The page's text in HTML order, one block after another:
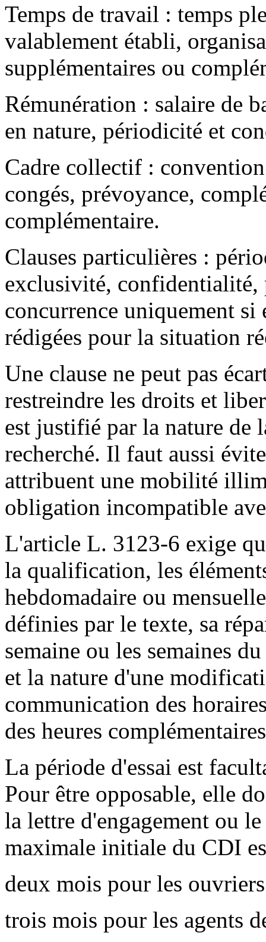
Temps de travail : temps
valablement établi,
supplémentaires ou
Rémunération : salaire de
en nature, périodicité et
Cadre collectif :
congés, prévoyance,
complémentaire.
Clauses particulières :
exclusivité,
concurrence uniquement
rédigées pour la situation
Une clause ne peut pas
restreindre les droits et
est justifié par la nature de
recherché. Il faut aussi
attribuent une mobilité
obligation incompatible
L'article L. 3123-6 exige
la qualification, les
hebdomadaire ou
définies par le texte, sa
semaine ou les semaines
et la nature d'une
communication des
des heures
La période d'essai est
Pour être opposable, elle
la lettre d'engagement ou
maximale initiale du CDI
deux mois pour les
trois mois pour les agents